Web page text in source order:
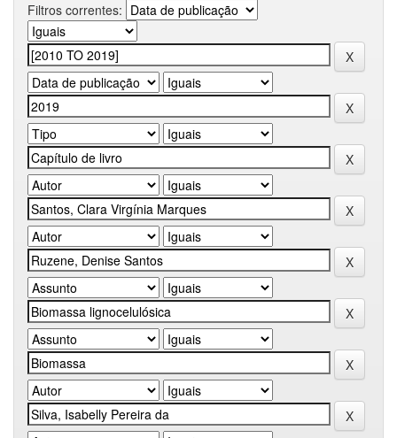
Filtros correntes: